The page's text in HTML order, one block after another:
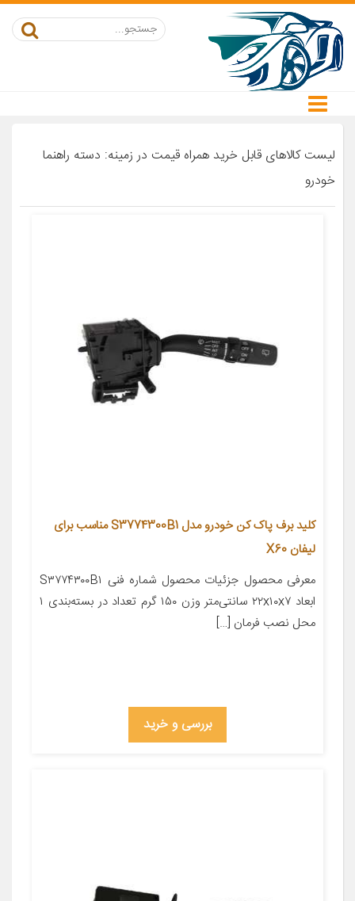
لیست کالاهای قابل خرید همراه قیمت در زمینه: دسته راهنما
خودرو
کلید برف پاک کن خودرو مدل S3774300B1 مناسب برای
لیفان X60
معرفی محصول جزئیات محصول شماره فنی S۳۷۷۴۳۰۰B۱
ابعاد ۲۲x۱۰x۷ سانتی‌متر وزن ۱۵۰ گرم تعداد در بسته‌بندی ۱
محل نصب فرمان […]
بررسی و خرید